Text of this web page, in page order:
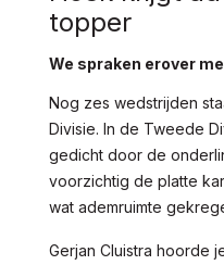
topper
We spraken erover
Nog zes wedstrijden
Divisie. In de Tweede
gedicht door de
voorzichtig de platte
wat ademruimte
Gerjan Cluistra hoorde